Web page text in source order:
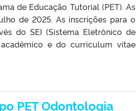
de Educação Tutorial (PET). As
de 2025. As inscrições para o
do SEI (Sistema Eletrônico de
e do curriculum vitae
PET Odontologia